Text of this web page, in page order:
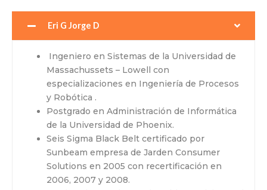
Eri G Jorge D
Ingeniero en Sistemas de la Universidad de
Massachussets – Lowell con
especializaciones en Ingeniería de Procesos
y Robótica .
Postgrado en Administración de Informática
de la Universidad de Phoenix.
Seis Sigma Black Belt certificado por
Sunbeam empresa de Jarden Consumer
Solutions en 2005 con recertificación en
2006, 2007 y 2008.